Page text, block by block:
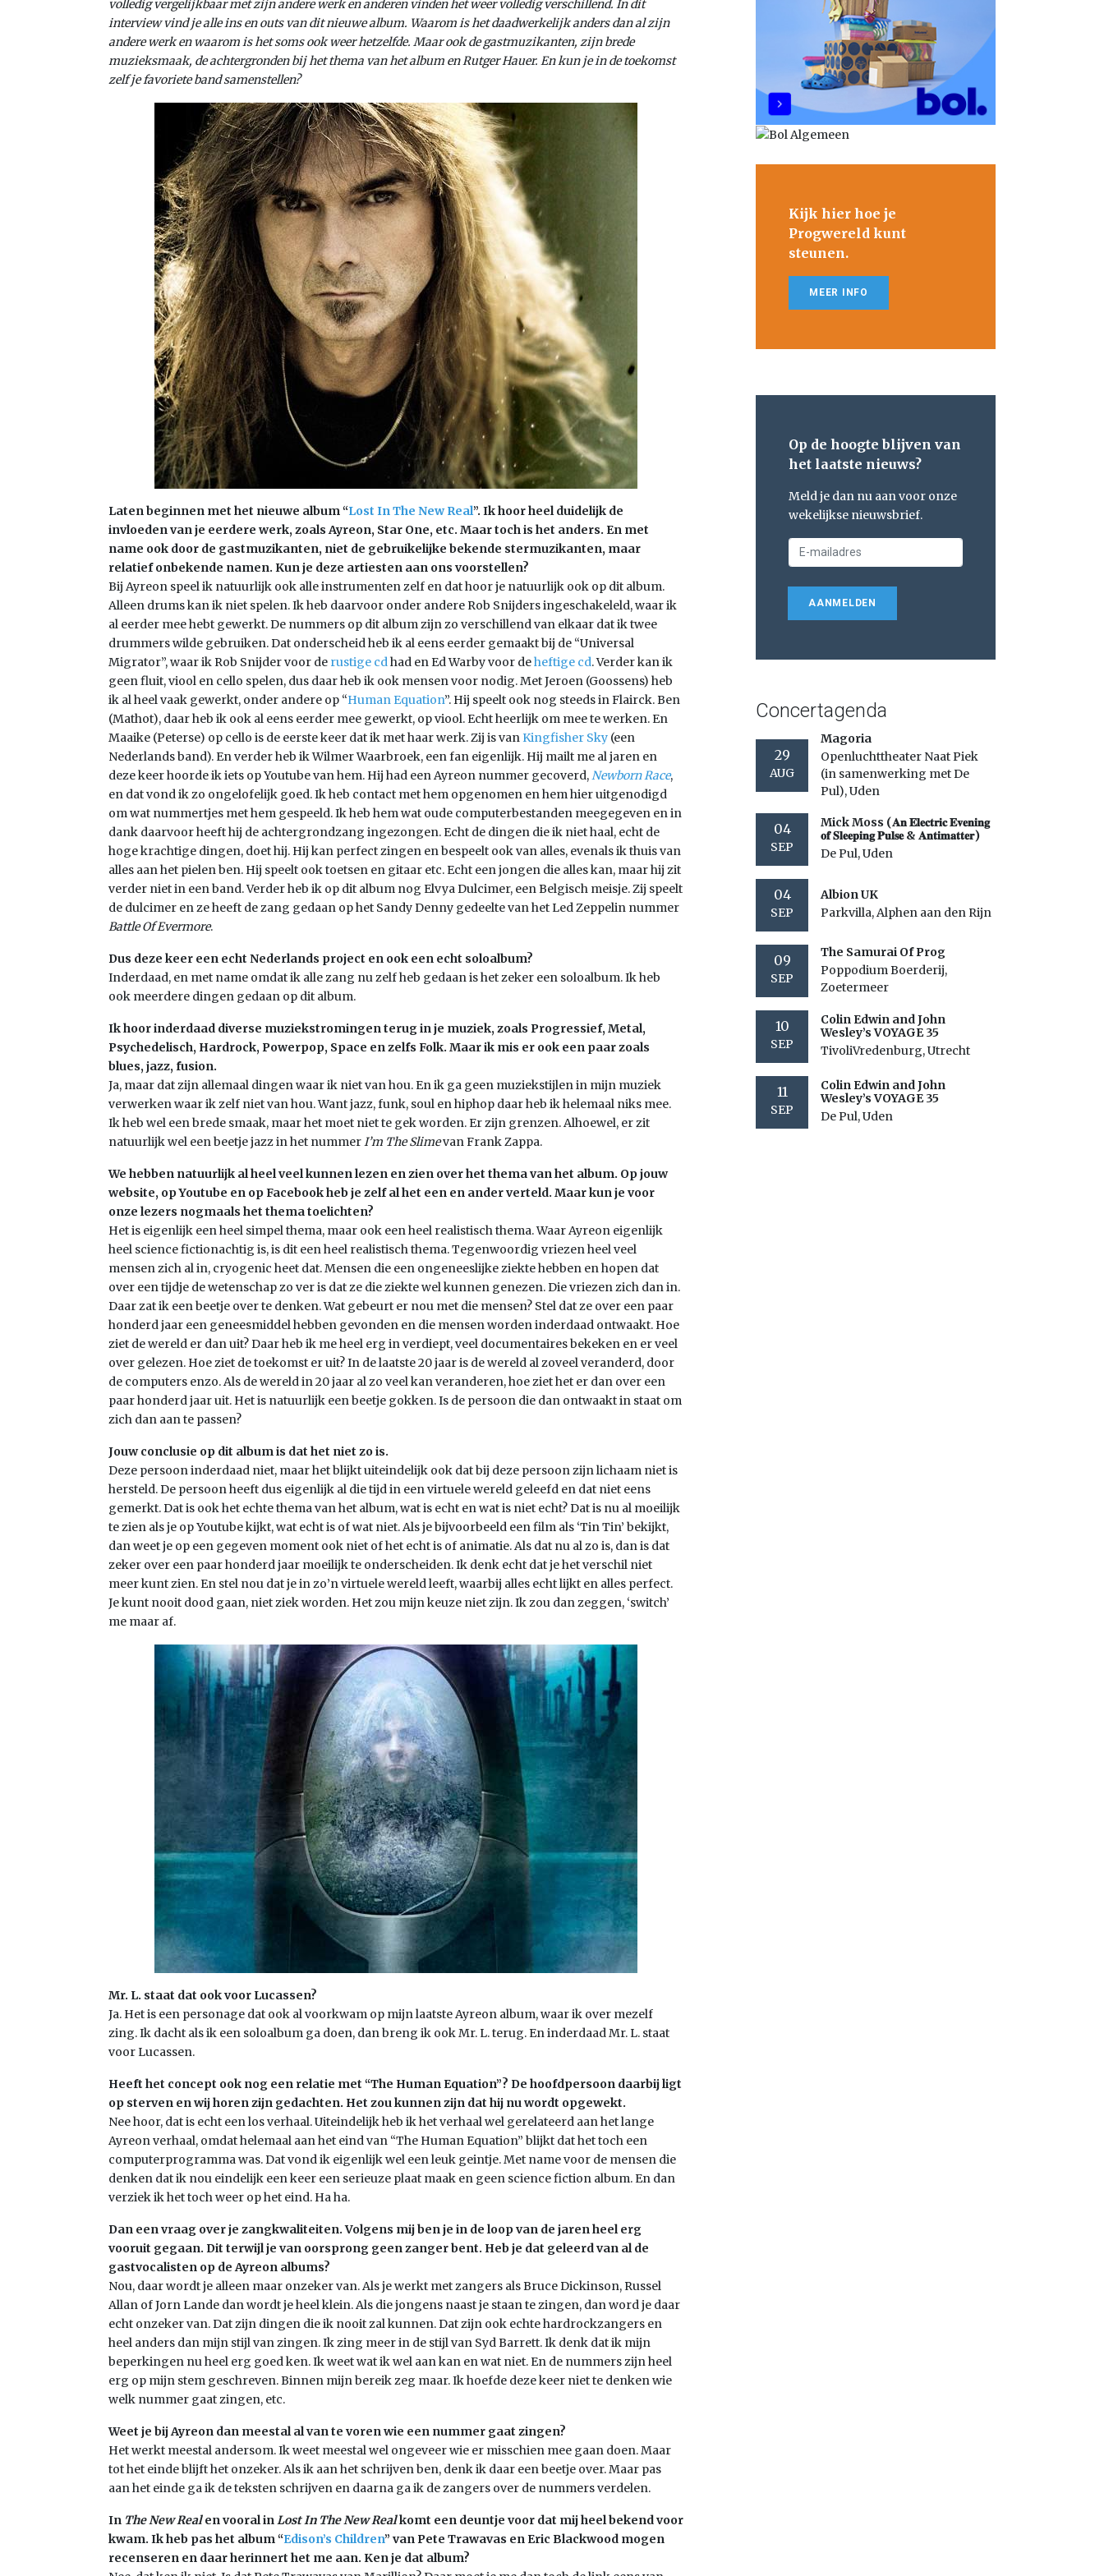
volledig vergelijkbaar met zijn andere werk en anderen vinden het weer volledig verschillend. In dit
interview vind je alle ins en outs van dit nieuwe album. Waarom is het daadwerkelijk anders dan al zijn
andere werk en waarom is het soms ook weer hetzelfde. Maar ook de gastmuzikanten, zijn brede
muzieksmaak, de achtergronden bij het thema van het album en Rutger Hauer. En kun je in de toekomst
zelf je favoriete band samenstellen?
Laten beginnen met het nieuwe album “Lost In The New Real”. Ik hoor heel duidelijk de
invloeden van je eerdere werk, zoals Ayreon, Star One, etc. Maar toch is het anders. En met
name ook door de gastmuzikanten, niet de gebruikelijke bekende stermuzikanten, maar
relatief onbekende namen. Kun je deze artiesten aan ons voorstellen?
Bij Ayreon speel ik natuurlijk ook alle instrumenten zelf en dat hoor je natuurlijk ook op dit album.
Alleen drums kan ik niet spelen. Ik heb daarvoor onder andere Rob Snijders ingeschakeleld, waar ik
al eerder mee hebt gewerkt. De nummers op dit album zijn zo verschillend van elkaar dat ik twee
drummers wilde gebruiken. Dat onderscheid heb ik al eens eerder gemaakt bij de “Universal
Migrator”, waar ik Rob Snijder voor de rustige cdhad en Ed Warby voor deheftige cd. Verder kan ik
geen fluit, viool en cello spelen, dus daar heb ik ook mensen voor nodig. Met Jeroen (Goossens) heb
ik al heel vaak gewerkt, onder andere op “Human Equation”. Hij speelt ook nog steeds in Flairck. Ben
(Mathot), daar heb ik ook al eens eerder mee gewerkt, op viool. Echt heerlijk om mee te werken. En
Maaike (Peterse) op cello is de eerste keer dat ik met haar werk. Zij is van Kingfisher Sky (een
Nederlands band). En verder heb ik Wilmer Waarbroek, een fan eigenlijk. Hij mailt me al jaren en
deze keer hoorde ik iets op Youtube van hem. Hij had een Ayreon nummer gecoverd,Newborn Race,
en dat vond ik zo ongelofelijk goed. Ik heb contact met hem opgenomen en hem hier uitgenodigd
om wat nummertjes met hem gespeeld. Ik heb hem wat oude computerbestanden meegegeven en in
dank daarvoor heeft hij de achtergrondzang ingezongen. Echt de dingen die ik niet haal, echt de
hoge krachtige dingen, doet hij. Hij kan perfect zingen en bespeelt ook van alles, evenals ik thuis van
alles aan het pielen ben. Hij speelt ook toetsen en gitaar etc. Echt een jongen die alles kan, maar hij zit
verder niet in een band. Verder heb ik op dit album nog Elvya Dulcimer, een Belgisch meisje. Zij speelt
de dulcimer en ze heeft de zang gedaan op het Sandy Denny gedeelte van het Led Zeppelin nummer
Battle Of Evermore.
Dus deze keer een echt Nederlands project en ook een echt soloalbum?
Inderdaad, en met name omdat ik alle zang nu zelf heb gedaan is het zeker een soloalbum. Ik heb
ook meerdere dingen gedaan op dit album.
Ik hoor inderdaad diverse muziekstromingen terug in je muziek, zoals Progressief, Metal,
Psychedelisch, Hardrock, Powerpop, Space en zelfs Folk. Maar ik mis er ook een paar zoals
blues, jazz, fusion.
Ja, maar dat zijn allemaal dingen waar ik niet van hou. En ik ga geen muziekstijlen in mijn muziek
verwerken waar ik zelf niet van hou. Want jazz, funk, soul en hiphop daar heb ik helemaal niks mee.
Ik heb wel een brede smaak, maar het moet niet te gek worden. Er zijn grenzen. Alhoewel, er zit
natuurlijk wel een beetje jazz in het nummerI’m The Slimevan Frank Zappa.
We hebben natuurlijk al heel veel kunnen lezen en zien over het thema van het album. Op jouw
website, op Youtube en op Facebook heb je zelf al het een en ander verteld. Maar kun je voor
onze lezers nogmaals het thema toelichten?
Het is eigenlijk een heel simpel thema, maar ook een heel realistisch thema. Waar Ayreon eigenlijk
heel science fictionachtig is, is dit een heel realistisch thema. Tegenwoordig vriezen heel veel
mensen zich al in, cryogenic heet dat. Mensen die een ongeneeslijke ziekte hebben en hopen dat
over een tijdje de wetenschap zo ver is dat ze die ziekte wel kunnen genezen. Die vriezen zich dan in.
Daar zat ik een beetje over te denken. Wat gebeurt er nou met die mensen? Stel dat ze over een paar
honderd jaar een geneesmiddel hebben gevonden en die mensen worden inderdaad ontwaakt. Hoe
ziet de wereld er dan uit? Daar heb ik me heel erg in verdiept, veel documentaires bekeken en er veel
over gelezen. Hoe ziet de toekomst er uit? In de laatste 20 jaar is de wereld al zoveel veranderd, door
de computers enzo. Als de wereld in 20 jaar al zo veel kan veranderen, hoe ziet het er dan over een
paar honderd jaar uit. Het is natuurlijk een beetje gokken. Is de persoon die dan ontwaakt in staat om
zich dan aan te passen?
Jouw conclusie op dit album is dat het niet zo is.
Deze persoon inderdaad niet, maar het blijkt uiteindelijk ook dat bij deze persoon zijn lichaam niet is
hersteld. De persoon heeft dus eigenlijk al die tijd in een virtuele wereld geleefd en dat niet eens
gemerkt. Dat is ook het echte thema van het album, wat is echt en wat is niet echt? Dat is nu al moeilijk
te zien als je op Youtube kijkt, wat echt is of wat niet. Als je bijvoorbeeld een film als ‘Tin Tin’ bekijkt,
dan weet je op een gegeven moment ook niet of het echt is of animatie. Als dat nu al zo is, dan is dat
zeker over een paar honderd jaar moeilijk te onderscheiden. Ik denk echt dat je het verschil niet
meer kunt zien. En stel nou dat je in zo’n virtuele wereld leeft, waarbij alles echt lijkt en alles perfect.
Je kunt nooit dood gaan, niet ziek worden. Het zou mijn keuze niet zijn. Ik zou dan zeggen, ‘switch’
me maar af.
Mr. L. staat dat ook voor Lucassen?
Ja. Het is een personage dat ook al voorkwam op mijn laatste Ayreon album, waar ik over mezelf
zing. Ik dacht als ik een soloalbum ga doen, dan breng ik ook Mr. L. terug. En inderdaad Mr. L. staat
voor Lucassen.
Heeft het concept ook nog een relatie met “The Human Equation”? De hoofdpersoon daarbij ligt
op sterven en wij horen zijn gedachten. Het zou kunnen zijn dat hij nu wordt opgewekt.
Nee hoor, dat is echt een los verhaal. Uiteindelijk heb ik het verhaal wel gerelateerd aan het lange
Ayreon verhaal, omdat helemaal aan het eind van “The Human Equation” blijkt dat het toch een
computerprogramma was. Dat vond ik eigenlijk wel een leuk geintje. Met name voor de mensen die
denken dat ik nou eindelijk een keer een serieuze plaat maak en geen science fiction album. En dan
verziek ik het toch weer op het eind. Ha ha.
Dan een vraag over je zangkwaliteiten. Volgens mij ben je in de loop van de jaren heel erg
vooruit gegaan. Dit terwijl je van oorsprong geen zanger bent. Heb je dat geleerd van al de
gastvocalisten op de Ayreon albums?
Nou, daar wordt je alleen maar onzeker van. Als je werkt met zangers als Bruce Dickinson, Russel
Allan of Jorn Lande dan wordt je heel klein. Als die jongens naast je staan te zingen, dan word je daar
echt onzeker van. Dat zijn dingen die ik nooit zal kunnen. Dat zijn ook echte hardrockzangers en
heel anders dan mijn stijl van zingen. Ik zing meer in de stijl van Syd Barrett. Ik denk dat ik mijn
beperkingen nu heel erg goed ken. Ik weet wat ik wel aan kan en wat niet. En de nummers zijn heel
erg op mijn stem geschreven. Binnen mijn bereik zeg maar. Ik hoefde deze keer niet te denken wie
welk nummer gaat zingen, etc.
Weet je bij Ayreon dan meestal al van te voren wie een nummer gaat zingen?
Het werkt meestal andersom. Ik weet meestal wel ongeveer wie er misschien mee gaan doen. Maar
tot het einde blijft het onzeker. Als ik aan het schrijven ben, denk ik daar een beetje over. Maar pas
aan het einde ga ik de teksten schrijven en daarna ga ik de zangers over de nummers verdelen.
In The New Realen vooral inLost In The New Realkomt een deuntje voor dat mij heel bekend voor
kwam. Ik heb pas het album “Edison’s Children” van Pete Trawavas en Eric Blackwood mogen
recenseren en daar herinnert het me aan. Ken je dat album?
Kijk hier hoe je
Progwereld kunt
steunen.
MEER INFO
Op de hoogte blijven van
het laatste nieuws?
Meld je dan nu aan voor onze
wekelijkse nieuwsbrief.
AANMELDEN
Concertagenda
29
AUG
Magoria
Openluchttheater Naat Piek
(in samenwerking met De
Pul), Uden
04
SEP
Mick Moss (𝐀𝐧 𝐄𝐥𝐞𝐜𝐭𝐫𝐢𝐜 𝐄𝐯𝐞𝐧𝐢𝐧𝐠
𝐨𝐟 𝐒𝐥𝐞𝐞𝐩𝐢𝐧𝐠 𝐏𝐮𝐥𝐬𝐞 & 𝐀𝐧𝐭𝐢𝐦𝐚𝐭𝐭𝐞𝐫)
De Pul, Uden
04
SEP
Albion UK
Parkvilla, Alphen aan den Rijn
09
SEP
The Samurai Of Prog
Poppodium Boerderij,
Zoetermeer
10
SEP
Colin Edwin and John
Wesley’s VOYAGE 35
TivoliVredenburg, Utrecht
11
SEP
Colin Edwin and John
Wesley’s VOYAGE 35
De Pul, Uden